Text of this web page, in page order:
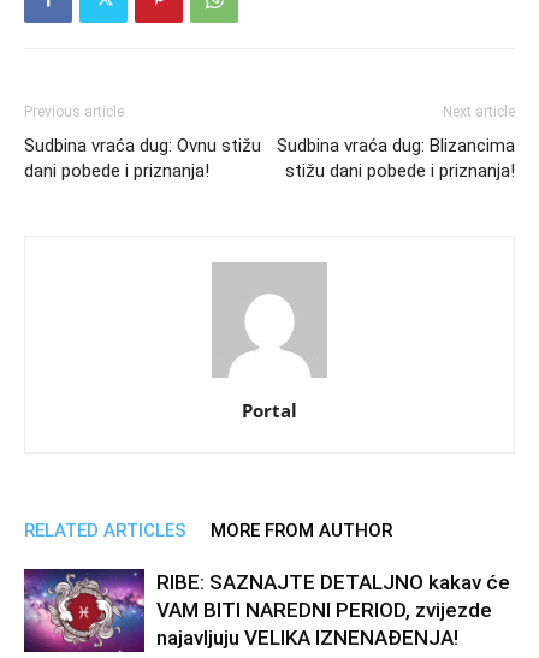
Previous article
Sudbina vraća dug: Ovnu stižu
dani pobede i priznanja!
Next article
Sudbina vraća dug: Blizancima
stižu dani pobede i priznanja!
Portal
RELATED ARTICLES MORE FROM AUTHOR
RIBE: SAZNAJTE DETALJNO kakav će
VAM BITI NAREDNI PERIOD, zvijezde
najavljuju VELIKA IZNENAĐENJA!